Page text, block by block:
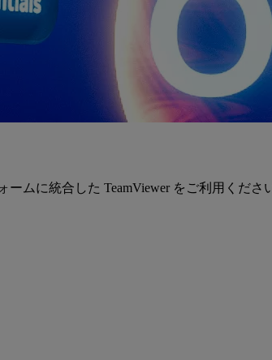
ムに統合した TeamViewer をご利用くださ